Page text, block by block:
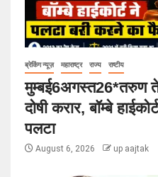
ब्रेकिंग न्यूज़ महाराष्ट्र राज्य राष्टीय
मुम्बई6अगस्त26*तरुण
दोषी करार, बॉम्बे
पलटा
August 6, 2026 up aajtak